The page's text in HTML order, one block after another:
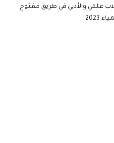
علمي والأدبي في طريق مفنوح
2023